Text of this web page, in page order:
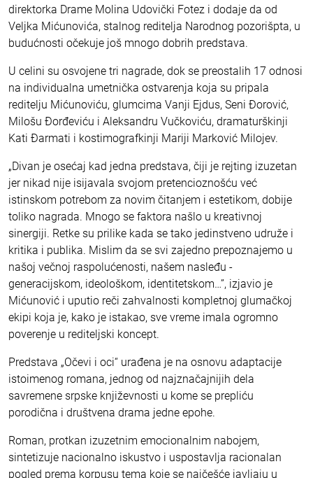
direktorka Drame Molina Udovički Fotez i dodaje da od
Veljka Mićunovića, stalnog reditelja Narodnog pozorišpta, u
budućnosti očekuje još mnogo dobrih predstava.
U celini su osvojene tri nagrade, dok se preostalih 17 odnosi
na individualna umetnička ostvarenja koja su pripala
reditelju Mićunoviću, glumcima Vanji Ejdus, Seni Đorović,
Milošu Đorđeviću i Aleksandru Vučkoviću, dramaturškinji
Kati Đarmati i kostimografkinji Mariji Marković Milojev.
„Divan je osećaj kad jedna predstava, čiji je rejting izuzetan
jer nikad nije isijavala svojom pretencioznošću već
istinskom potrebom za novim čitanjem i estetikom, dobije
toliko nagrada. Mnogo se faktora našlo u kreativnoj
sinergiji. Retke su prilike kada se tako jedinstveno udruže i
kritika i publika. Mislim da se svi zajedno prepoznajemo u
našoj večnoj raspolućenosti, našem nasleđu -
generacijskom, ideološkom, identitetskom…”, izjavio je
Mićunović i uputio reči zahvalnosti kompletnoj glumačkoj
ekipi koja je, kako je istakao, sve vreme imala ogromno
poverenje u rediteljski koncept.
Predstava „Očevi i oci“ urađena je na osnovu adaptacije
istoimenog romana, jednog od najznačajnijih dela
savremene srpske književnosti u kome se prepliću
porodična i društvena drama jedne epohe.
Roman, protkan izuzetnim emocionalnim nabojem,
sintetizuje nacionalno iskustvo i uspostavlja racionalan
pogled prema korpusu tema koje se najčešće javljaju u